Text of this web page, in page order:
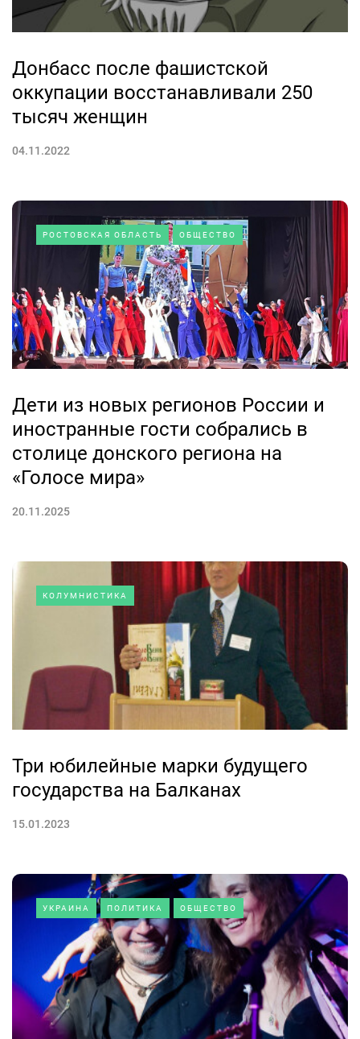
Донбасс после фашистской
оккупации восстанавливали 250
тысяч женщин
04.11.2022
РОСТОВСКАЯ ОБЛАСТЬ ОБЩЕСТВО
Дети из новых регионов России и
иностранные гости собрались в
столице донского региона на
«Голосе мира»
20.11.2025
КОЛУМНИСТИКА
Три юбилейные марки будущего
государства на Балканах
15.01.2023
УКРАИНА ПОЛИТИКА ОБЩЕСТВО